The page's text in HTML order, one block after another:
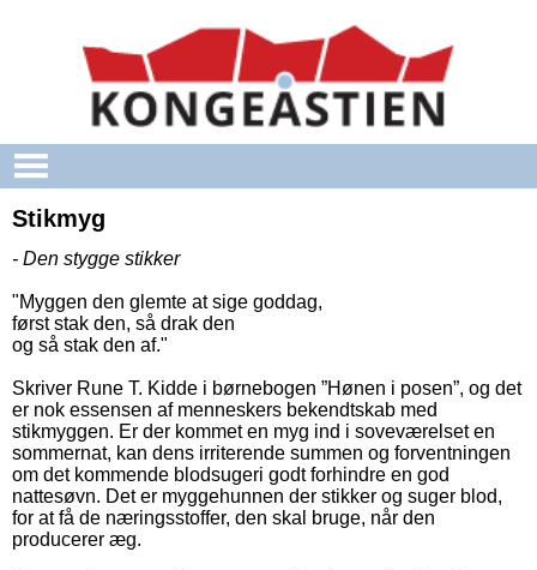
Stikmyg
- Den stygge stikker
"Myggen den glemte at sige goddag,
først stak den, så drak den
og så stak den af."
Skriver Rune T. Kidde i børnebogen ”Hønen i posen”, og det
er nok essensen af menneskers bekendtskab med
stikmyggen. Er der kommet en myg ind i soveværelset en
sommernat, kan dens irriterende summen og forventningen
om det kommende blodsugeri godt forhindre en god
nattesøvn. Det er myggehunnen der stikker og suger blod,
for at få de næringsstoffer, den skal bruge, når den
producerer æg.